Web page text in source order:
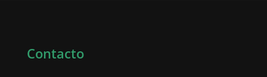
Contacto